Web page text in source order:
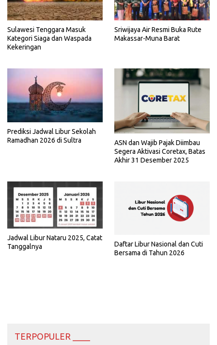
Sulawesi Tenggara Masuk
Kategori Siaga dan Waspada
Kekeringan
Sriwijaya Air Resmi Buka Rute
Makassar-Muna Barat
Prediksi Jadwal Libur Sekolah
Ramadhan 2026 di Sultra
ASN dan Wajib Pajak Diimbau
Segera Aktivasi Coretax, Batas
Akhir 31 Desember 2025
Jadwal Libur Nataru 2025, Catat
Tanggalnya
Daftar Libur Nasional dan Cuti
Bersama di Tahun 2026
TERPOPULER ____